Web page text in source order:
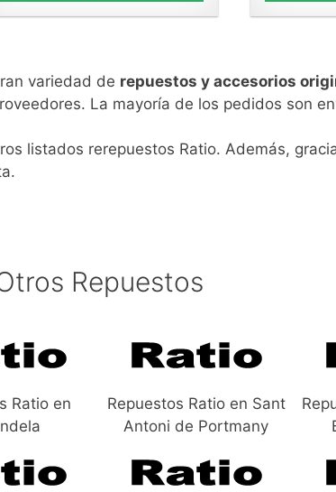
variedad de repuestos y accesorios
La mayoría de los pedidos son
listados rerepuestos Ratio. Además,
Repuestos
Ratio en
Repuestos Ratio en Sant
Antoni de Portmany